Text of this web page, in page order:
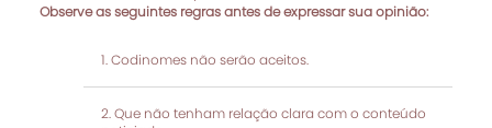
Observe as seguintes regras antes de expressar sua opinião:
Codinomes não serão aceitos.
Que não tenham relação clara com o conteúdo